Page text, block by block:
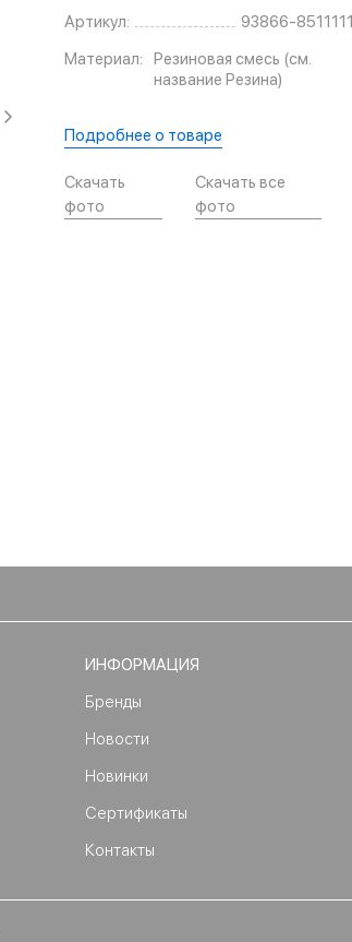
Артикул:
93866-8511111
Материал:
Резиновая смесь (см.
название Резина)
Подробнее о товаре
Скачать
фото
Скачать все
фото
ИНФОРМАЦИЯ
Бренды
Новости
Новинки
Сертификаты
Контакты